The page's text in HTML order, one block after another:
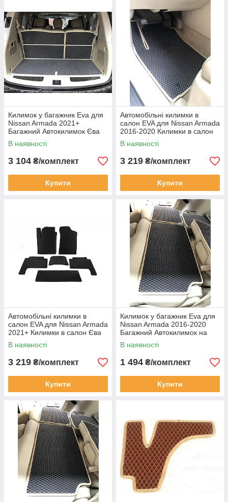
Килимок у багажник Eva для
Nissan Armada 2021+
Багажний Автокилимок Єва
Нісан Армада 5 частин
чорний
В наявності
3 104 ₴/комплект
Купити
Автомобільні килимки в
салон EVA для Nissan Armada
2016-2020 Килимки в салон
Єва Нісан Армада 3 ряди
чорний
В наявності
3 219 ₴/комплект
Купити
Автомобільні килимки в
салон EVA для Nissan Armada
2021+ Килимки в салон Єва
Нісан Армада 3 ряди чорний
В наявності
3 219 ₴/комплект
Купити
Килимок у багажник Eva для
Nissan Armada 2016-2020
Багажний Автокилимок на
верх задніх сидінь Ніссан
чорний
В наявності
1 494 ₴/комплект
Купити